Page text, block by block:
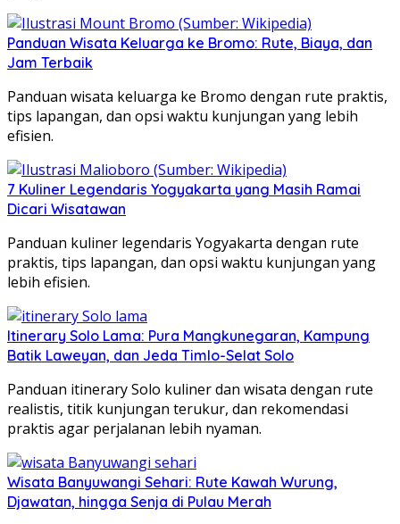
Panduan Wisata Keluarga ke Bromo: Rute, Biaya, dan
Jam Terbaik
Panduan wisata keluarga ke Bromo dengan rute praktis,
tips lapangan, dan opsi waktu kunjungan yang lebih
efisien.
7 Kuliner Legendaris Yogyakarta yang Masih Ramai
Dicari Wisatawan
Panduan kuliner legendaris Yogyakarta dengan rute
praktis, tips lapangan, dan opsi waktu kunjungan yang
lebih efisien.
Itinerary Solo Lama: Pura Mangkunegaran, Kampung
Batik Laweyan, dan Jeda Timlo-Selat Solo
Panduan itinerary Solo kuliner dan wisata dengan rute
realistis, titik kunjungan terukur, dan rekomendasi
praktis agar perjalanan lebih nyaman.
Wisata Banyuwangi Sehari: Rute Kawah Wurung,
Djawatan, hingga Senja di Pulau Merah